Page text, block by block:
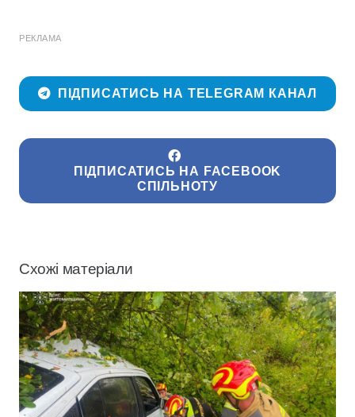
РЕКЛАМА
ПІДПИСАТИСЬ НА TELEGRAM КАНАЛ
ПІДПИСАТИСЬ НА FACEBOOK
СПІЛЬНОТУ
Схожі матеріали